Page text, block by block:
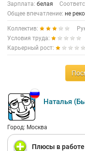
Зарплата: белая
Общее впечатление: не
Коллектив:
Условия труда:
Карьерный рост:
Наталья
Город: Москва
Плюсы в работе